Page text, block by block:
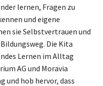
lernen, Fragen zu
und eigene
sie Selbstvertrauen und
Die Kita
Lernen im Alltag
AG und Moravia
und hob hervor, dass